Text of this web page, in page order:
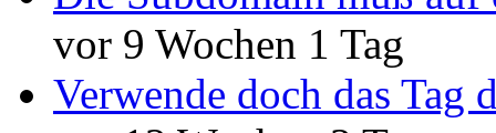
vor 9 Wochen 1 Tag
Verwende doch das Tag